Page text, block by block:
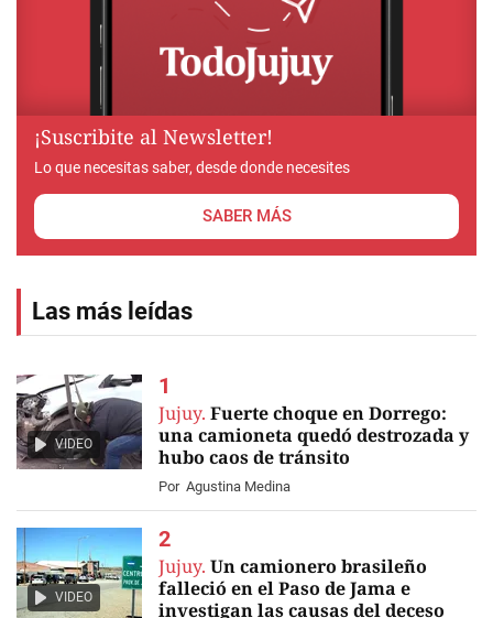
¡Suscribite al Newsletter!
Lo que necesitas saber, desde donde necesites
SABER MÁS
Las más leídas
VIDEO
Jujuy. Fuerte choque en Dorrego:
una camioneta quedó destrozada y
hubo caos de tránsito
Por Agustina Medina
VIDEO
Jujuy. Un camionero brasileño
falleció en el Paso de Jama e
investigan las causas del deceso